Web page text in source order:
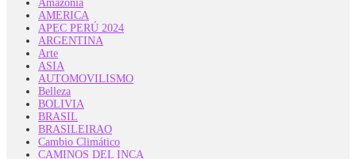
Amazonía
AMERICA
APEC PERÚ 2024
ARGENTINA
Arte
ASIA
AUTOMOVILISMO
Belleza
BOLIVIA
BRASIL
BRASILEIRAO
Cambio Climático
CAMINOS DEL INCA